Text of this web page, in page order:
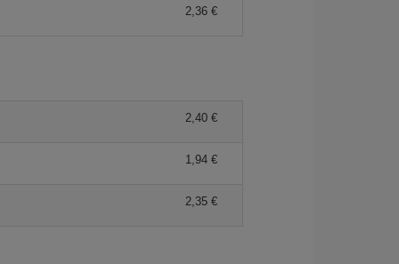
2,36 €
2,40 €
1,94 €
2,35 €